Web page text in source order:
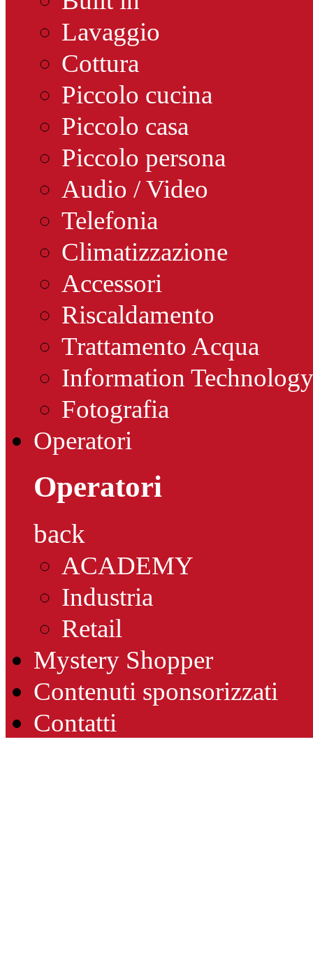
Lavaggio
Cottura
Piccolo cucina
Piccolo casa
Piccolo persona
Audio / Video
Telefonia
Climatizzazione
Accessori
Riscaldamento
Trattamento Acqua
Information Technology
Fotografia
Operatori
Operatori
back
ACADEMY
Industria
Retail
Mystery Shopper
Contenuti sponsorizzati
Contatti